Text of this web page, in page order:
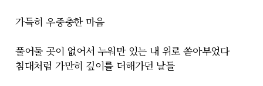
가득히 우중충한 마음
풀어둘 곳이 없어서 누워만 있는 내 위로 쏟아부었다
침대처럼 가만히 깊이를 더해가던 날들